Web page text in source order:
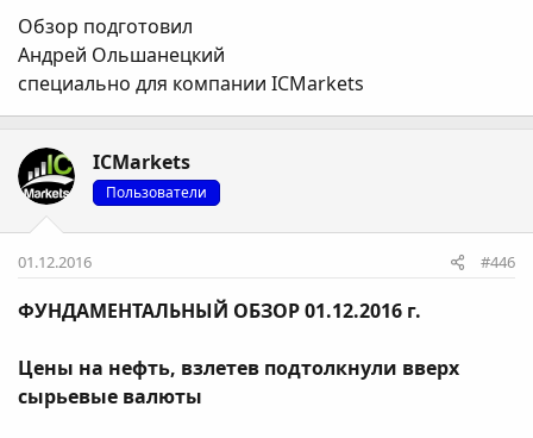
Обзор подготовил
Андрей Ольшанецкий
специально для компании ICMarkets
ICMarkets
Пользователи
01.12.2016 #446
ФУНДАМЕНТАЛЬНЫЙ ОБЗОР 01.12.2016 г.
Цены на нефть, взлетев подтолкнули вверх
сырьевые валюты